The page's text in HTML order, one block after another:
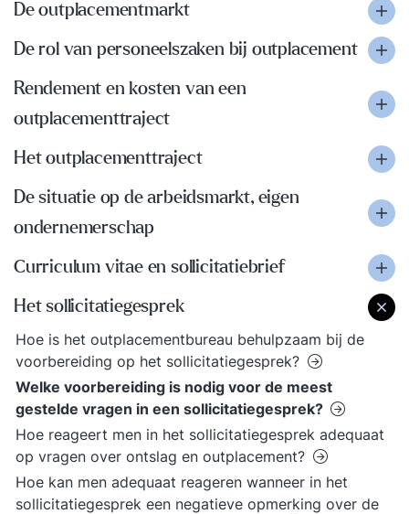
De outplacementmarkt
De rol van personeelszaken bij outplacement
Rendement en kosten van een
outplacementtraject
Het outplacementtraject
De situatie op de arbeidsmarkt, eigen
ondernemerschap
Curriculum vitae en sollicitatiebrief
Het sollicitatiegesprek
Hoe is het outplacementbureau behulpzaam bij de
voorbereiding op het sollicitatiegesprek?
Welke voorbereiding is nodig voor de meest
gestelde vragen in een sollicitatiegesprek?
Hoe reageert men in het sollicitatiegesprek adequaat
op vragen over ontslag en outplacement?
Hoe kan men adequaat reageren wanneer in het
sollicitatiegesprek een negatieve opmerking over de